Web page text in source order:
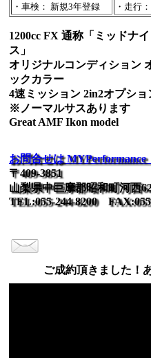
・車検： 新規3年登録
・走行
1200cc FX 通称「ミッドナ
ス」
オリジナルコンディション
ックカラー
4速ミッション 2in2オプシ
※ノーマルサスあります
Great AMF Ikon model
お問合せは MYPerformance
〒409-3851
山梨県中巨摩郡昭和町河西
TEL:055-244-8200
ご成約頂きました！